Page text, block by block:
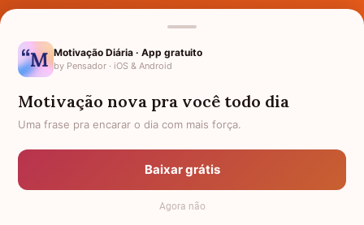
Nomes pelo Mundo
Política de Privacidade
Anuncie
Termos de Uso
Motivação Diária · App gratuito
by Pensador · iOS & Android
Motivação nova pra você todo dia
Uma frase pra encarar o dia com mais força.
Baixar grátis
Agora não